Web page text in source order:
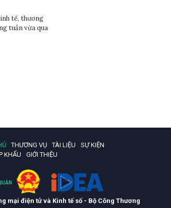
tế, thương
tuần vừa qua
THƯƠNG VỤ TÀI LIỆU
SỰ KIỆN
KHẨU
GIỚI THIỆU
mại điện tử và Kinh tế số - Bộ Công Thương